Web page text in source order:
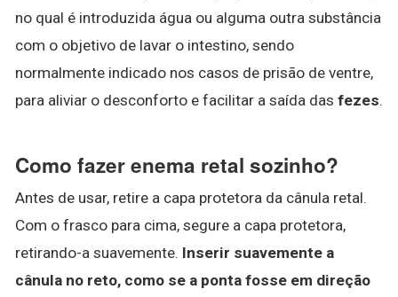
no qual é introduzida água ou alguma outra substância
com o objetivo de lavar o intestino, sendo
normalmente indicado nos casos de prisão de ventre,
para aliviar o desconforto e facilitar a saída das fezes.
Como fazer enema retal sozinho?
Antes de usar, retire a capa protetora da cânula retal.
Com o frasco para cima, segure a capa protetora,
retirando-a suavemente. Inserir suavemente a
cânula no reto, como se a ponta fosse em direção